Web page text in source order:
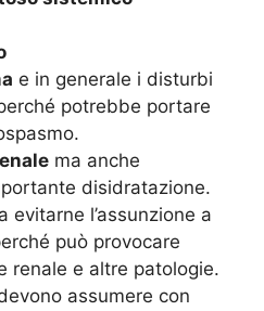
e in generale i disturbi
potrebbe portare
ma anche
disidratazione.
evitarne l’assunzione a
può provocare
renale e altre patologie.
assumere con